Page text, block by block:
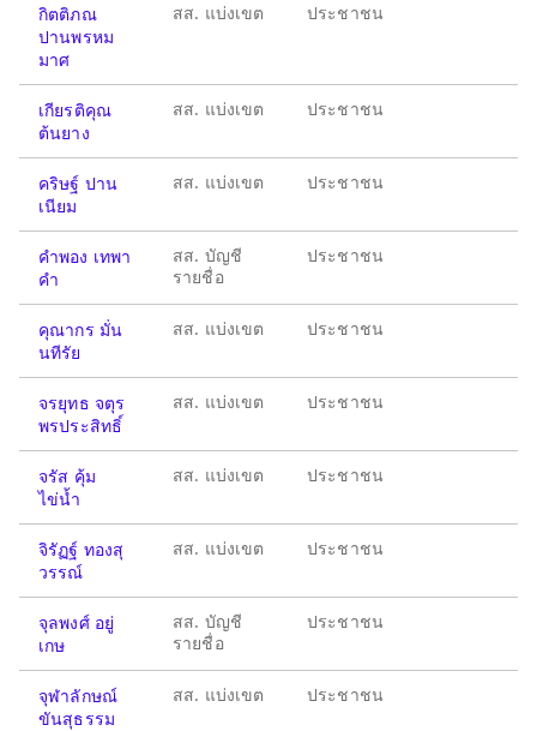
กิตติภณ
ปานพรหม
มาศ
สส. แบ่งเขต ประชาชน
เกียรติคุณ
ต้นยาง
สส. แบ่งเขต ประชาชน
คริษฐ์ ปาน
เนียม
สส. แบ่งเขต ประชาชน
คำพอง เทพา
คำ
สส. บัญชี
รายชื่อ
ประชาชน
คุณากร มั่น
นทีรัย
สส. แบ่งเขต ประชาชน
จรยุทธ จตุร
พรประสิทธิ์
สส. แบ่งเขต ประชาชน
จรัส คุ้ม
ไข่น้ำ
สส. แบ่งเขต ประชาชน
จิรัฏฐ์ ทองสุ
วรรณ์
สส. แบ่งเขต ประชาชน
จุลพงศ์ อยู่
เกษ
สส. บัญชี
รายชื่อ
ประชาชน
จุฬาลักษณ์
ขันสุธรรม
สส. แบ่งเขต ประชาชน